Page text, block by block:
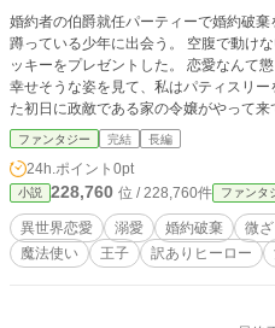
婚約者の伯爵就任パーティーで婚約破
蹲っている少年に出会う。 空腹で動け
ッキーをプレゼントした。 恋愛なんて
幸せそうな姿を見て、私はパティスリ
た初日に政敵である家の令嬢がやって
然現れたネル君によってその場は無事に
菓子をもらう代わりにお店を手伝ってく
てパティスリーの売り上げは順調に伸び
のアル様や幼馴染みの王子殿下エード
る。 私は大人扱いされたいネル君があまりにも可愛いくて全力で甘やかす一方
で、アル様とエードリヒ様の二人から
恋愛なんて懲り懲りだと思っていたのに
ファンタジー 完結 長編
24h.ポイント 0pt
小説 228,760 位 / 228,760件 ファンタ
異世界恋愛 溺愛 婚約破棄 微
魔法使い
王子 訳ありヒーロー